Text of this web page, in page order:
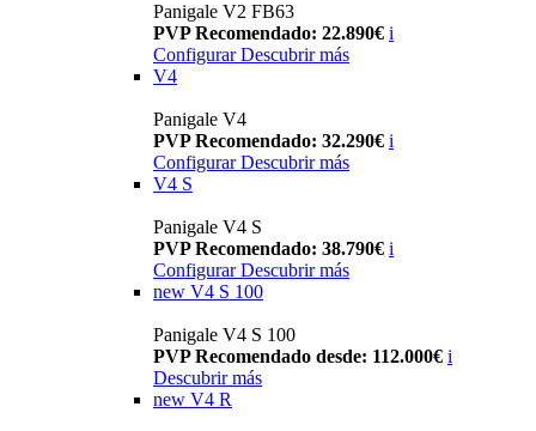
Panigale V2 FB63
PVP Recomendado: 22.890€ i
Configurar Descubrir más
V4
Panigale V4
PVP Recomendado: 32.290€ i
Configurar Descubrir más
V4 S
Panigale V4 S
PVP Recomendado: 38.790€ i
Configurar Descubrir más
new V4 S 100
Panigale V4 S 100
PVP Recomendado desde: 112.000€ i
Descubrir más
new V4 R